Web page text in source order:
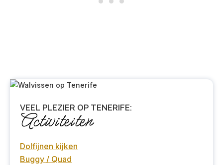
VEEL PLEZIER OP TENERIFE:
Activiteiten
Dolfijnen kijken
Buggy / Quad